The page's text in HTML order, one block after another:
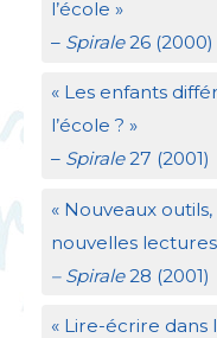
l’école »
– Spirale26 (2000)
« Les enfants
l’école ? »
– Spirale27 (2001)
« Nouveaux
nouvelles lectures
– Spirale28 (2001)
« Lire-écrire dans